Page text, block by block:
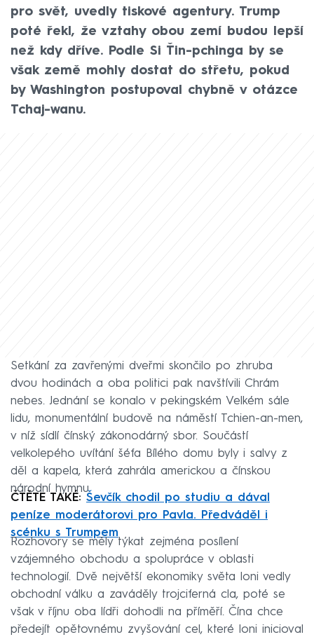
pro svět, uvedly tiskové agentury. Trump
poté řekl, že vztahy obou zemí budou lepší
než kdy dříve. Podle Si Ťin-pchinga by se
však země mohly dostat do střetu, pokud
by Washington postupoval chybně v otázce
Tchaj-wanu.
Setkání za zavřenými dveřmi skončilo po zhruba
dvou hodinách a oba politici pak navštívili Chrám
nebes. Jednání se konalo v pekingském Velkém sále
lidu, monumentální budově na náměstí Tchien-an-men,
v níž sídlí čínský zákonodárný sbor. Součástí
velkolepého uvítání šéfa Bílého domu byly i salvy z
děl a kapela, která zahrála americkou a čínskou
národní hymnu.
ČTĚTE TAKÉ: Ševčík chodil po studiu a dával
peníze moderátorovi pro Pavla. Předváděl i
scénku s Trumpem
Rozhovory se měly týkat zejména posílení
vzájemného obchodu a spolupráce v oblasti
technologií. Dvě největší ekonomiky světa loni vedly
obchodní válku a zaváděly trojciferná cla, poté se
však v říjnu oba lídři dohodli na příměří. Čína chce
předejít opětovnému zvyšování cel, které loni inicioval